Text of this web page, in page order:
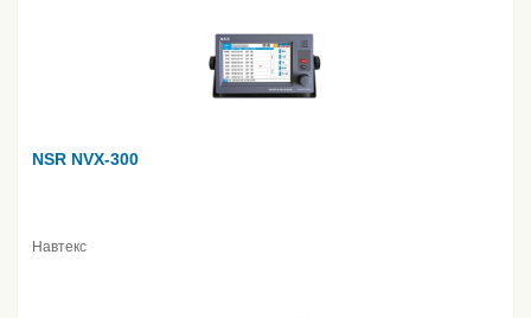
NSR NVX-300
Навтекс